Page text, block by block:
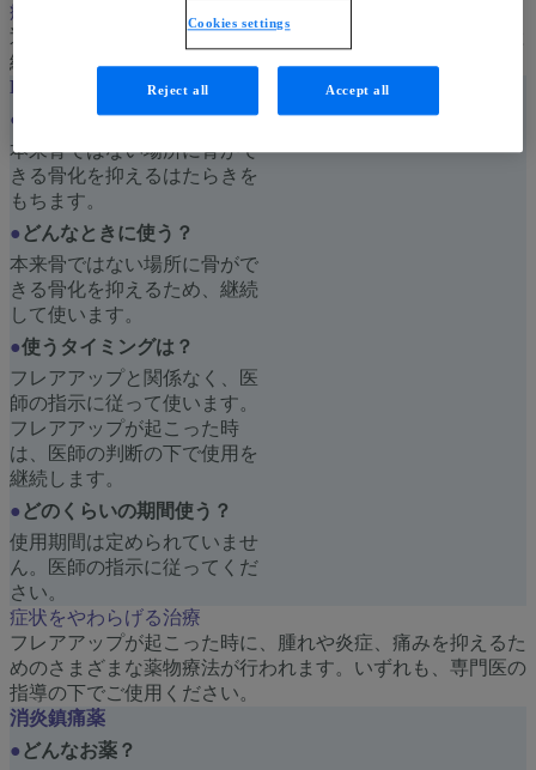
病気の進行を抑える治療
近年のFOP研究の進展により、フレアアップにかかわらず継
続して使用できるお薬がでてきています。
RAR-γ（レチノイン酸受容体ガンマ）アゴニスト
●
どんなお薬？
本来骨ではない場所に骨がで
きる骨化を抑えるはたらきを
もちます。
● どんなときに使う？
本来骨ではない場所に骨がで
きる骨化を抑えるため、継続
して使います。
●使うタイミングは？
フレアアップと関係なく、医
師の指示に従って使います。
フレアアップが起こった時
は、医師の判断の下で使用を
継続します。
● どのくらいの期間使う？
使用期間は定められていませ
ん。医師の指示に従ってくだ
さい。
症状をやわらげる治療
フレアアップが起こった時に、腫れや炎症、痛みを抑えるた
めのさまざまな薬物療法が行われます。いずれも、専門医の
指導の下でご使用ください。
消炎鎮痛薬
● どんなお薬？
Cookies settings
Reject all Accept all